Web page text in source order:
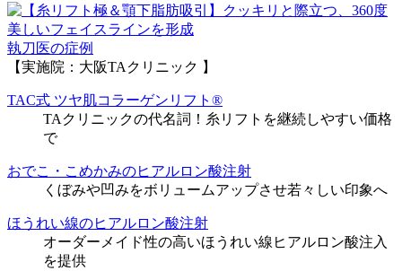
執刀医の症例
【実施院：大阪TAクリニック 】
TAC式 ツヤ肌コラーゲンリフト®
TAクリニックの代名詞！糸リフトを継続しやすい価格
で
おでこ・こめかみのヒアルロン酸注射
くぼみや凹みをボリュームアップさせ若々しい印象へ
ほうれい線のヒアルロン酸注射
オーダーメイド性の高いほうれい線ヒアルロン酸注入
を提供